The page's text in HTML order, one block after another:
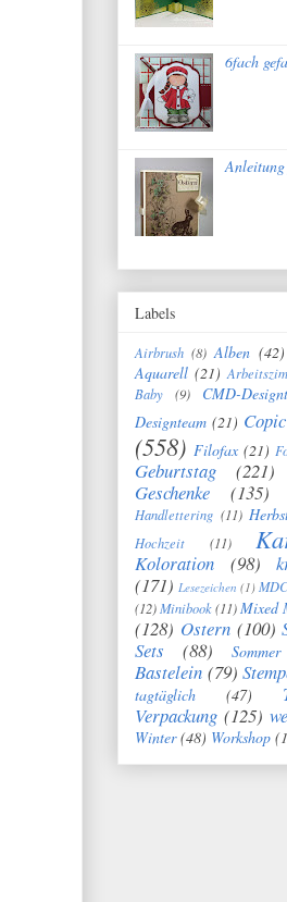
6fach
Labels
Airbrush (8) Alben (42)
Aquarell (21)
Baby (9) CMD-
Designteam (21) Copic
(558) Filofax (21)
Geburtstag (221)
Geschenke (135)
Handlettering (11)
Hochzeit (11)
Koloration (98)
(171) Lesezeichen (1)
(12)Minibook(11) Mixed
(128) Ostern (100)
Sets
(88) Sommer
Bastelein (79)
tagtäglich
(47)
Verpackung (125)
Winter (48) Workshop